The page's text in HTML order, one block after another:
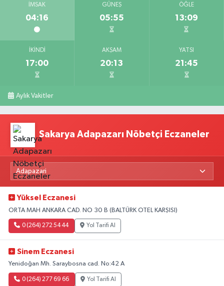
İMSAK
04:16
GÜNEŞ
05:55
ÖĞLE
13:09
İKINDI
17:00
AKŞAM
20:13
YATSI
21:45
Aylık Vakitler
Sakarya Adapazarı Nöbetçi Eczaneler
Yüksel Eczanesi
ORTA MAH ANKARA CAD. NO 30 B (BALTÜRK OTEL KARŞISI)
0 (264) 272 54 44 Yol Tarifi Al
Sinem Eczanesi
Yenidoğan Mh. Saraybosna cad. No:42 A
0 (264) 277 69 66 Yol Tarifi Al